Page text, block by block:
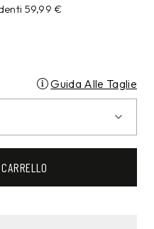
59,99€
Guida Alle Taglie